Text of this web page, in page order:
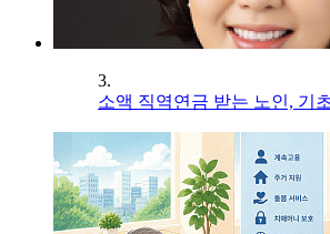
3.
소액 직역연금 받는 노인, 기